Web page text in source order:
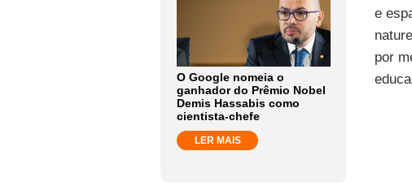
O Google nomeia o
ganhador do Prêmio Nobel
Demis Hassabis como
cientista-chefe
LER MAIS
e
por